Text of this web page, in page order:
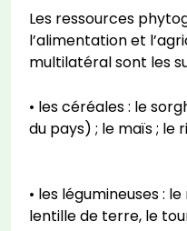
Les ressources
l’alimentation et
multilatéral sont les
• les céréales : le
du pays) ; le maïs ; le
• les légumineuses :
lentille de terre, le